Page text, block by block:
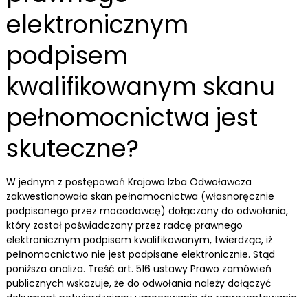
elektronicznym
podpisem
kwalifikowanym skanu
pełnomocnictwa jest
skuteczne?
W jednym z postępowań Krajowa Izba Odwoławcza
zakwestionowała skan pełnomocnictwa (własnoręcznie
podpisanego przez mocodawcę) dołączony do odwołania,
który został poświadczony przez radcę prawnego
elektronicznym podpisem kwalifikowanym, twierdząc, iż
pełnomocnictwo nie jest podpisane elektronicznie. Stąd
poniższa analiza. Treść art. 516 ustawy Prawo zamówień
publicznych wskazuje, że do odwołania należy dołączyć